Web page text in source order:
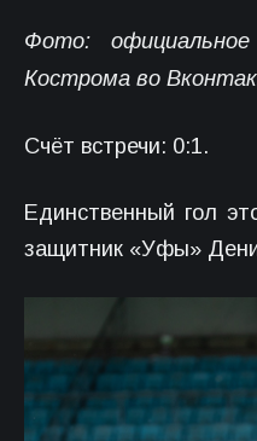
Фото:
Кострома во
Счёт встречи: 0:1.
Единственный гол
защитник «Уфы»